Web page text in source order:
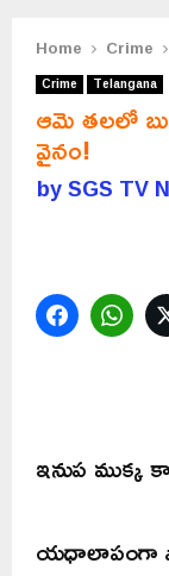
Home Crime
Crime Telangana
ఆమె తలలో
వైనం!
bySGS TV
Facebook
ఇనుప ముక్క
యధాలాపంగా